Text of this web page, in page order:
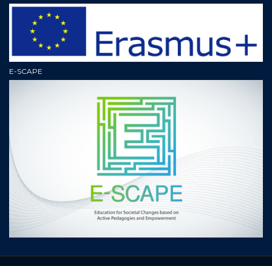
E-SCAPE